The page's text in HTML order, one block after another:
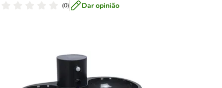
(0) Dar opinião